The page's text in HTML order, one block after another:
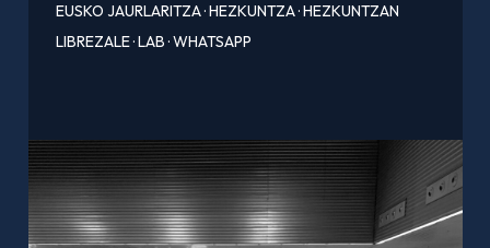
EUSKO JAURLARITZA·HEZKUNTZA·HEZKUNTZAN
LIBREZALE·LAB·WHATSAPP